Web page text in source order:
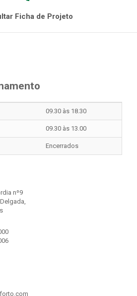
Ficha de Projeto
09.30 às 18.30
09.30 às 13.00
Encerrados
nº9